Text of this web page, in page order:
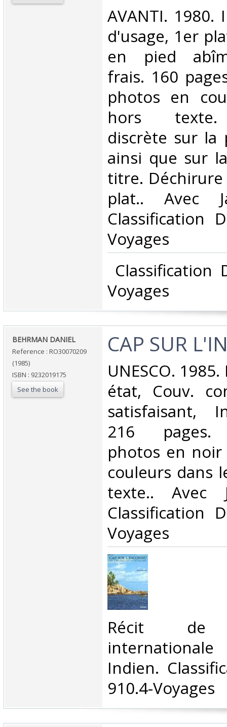
‎AVANTI. 1980.
d'usage, 1er
en pied
frais. 160
photos en
hors texte.
discrète sur la
ainsi que sur
titre.
plat.. Avec
Classification
Voyages‎
Classification
Voyages‎
‎BEHRMAN DANIEL‎
Reference : RO30070209
(1985)
ISBN : 9232019175
See the book
‎CAP SUR
‎UNESCO.
état, Couv.
satisfaisant,
216 pages.
photos en
couleurs dans
texte.. Avec
Classification
Voyages‎
‎Récit de
Indien.
910.4-Voyages‎